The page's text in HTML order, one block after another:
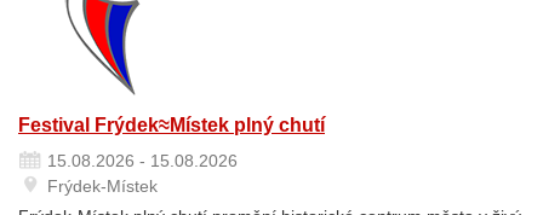
Festival Frýdek≈Místek plný chutí
15.08.2026 - 15.08.2026
Frýdek-Místek